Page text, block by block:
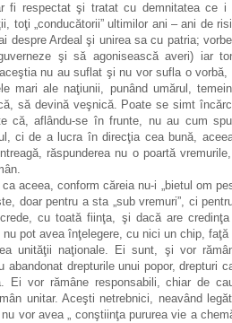
fi respectat şi tratat cu demnitatea ce i
toţi „conducătorii” ultimilor ani – ani de
despre Ardeal şi unirea sa cu patria;
şi să agonisească averi) iar
nu au suflat şi nu vor sufla o vorbă,
mari ale naţiunii, punând umărul,
să devină veşnică. Poate se simt
că, aflându-se în frunte, nu au cum
ci de a lucra în direcţia cea bună,
răspunderea nu o poartă
aceea, conform căreia nu-i „bietul om
doar pentru a sta „sub vremuri”, ci
cu toată fiinţa, şi dacă are
pot avea înţelegere, cu nici un chip, faţă
unităţii naţionale. Ei sunt, şi vor
drepturile unui popor, drepturi
Ei vor rămâne responsabili, chiar de
unitar. Aceşti netrebnici, neavând
vor avea „ conştiinţa pururea vie a